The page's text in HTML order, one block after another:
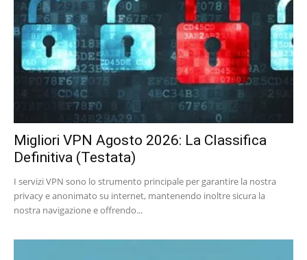
Migliori VPN Agosto 2026: La Classifica
Definitiva (Testata)
I servizi VPN sono lo strumento principale per garantire la nostra
privacy e anonimato su internet, mantenendo inoltre sicura la
nostra navigazione e offrendo...